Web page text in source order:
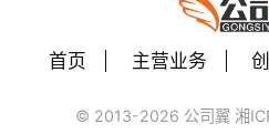
首页 主营业务
© 2013-2026 公司翼 湘